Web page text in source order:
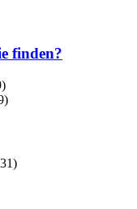
finden?